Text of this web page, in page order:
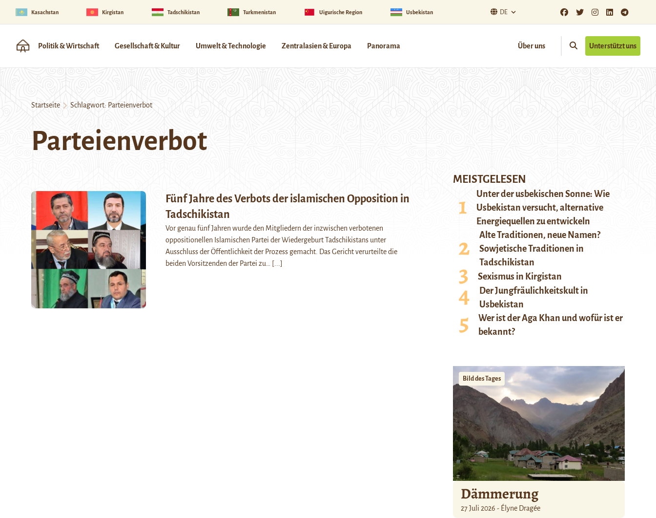
Kasachstan Kirgistan Tadschikistan Turkmenistan Uigurische Region Usbekistan DE
Politik & Wirtschaft Gesellschaft & Kultur Umwelt & Technologie Zentralasien & Europa Panorama Über uns Unterstützt uns
Startseite Schlagwort: Parteienverbot
Parteienverbot
Fünf Jahre des Verbots der islamischen Opposition in
Tadschikistan
Vor genau fünf Jahren wurde den Mitgliedern der inzwischen verbotenen
oppositionellen Islamischen Partei der Wiedergeburt Tadschikistans unter
Ausschluss der Öffentlichkeit der Prozess gemacht. Das Gericht verurteilte die
beiden Vorsitzenden der Partei zu…
[...]
MEISTGELESEN
Unter der usbekischen Sonne: Wie
Usbekistan versucht, alternative
Energiequellen zu entwickeln
Alte Traditionen, neue Namen?
Sowjetische Traditionen in
Tadschikistan
Sexismus in Kirgistan
Der Jungfräulichkeitskult in
Usbekistan
Wer ist der Aga Khan und wofür ist er
bekannt?
Bild des Tages
Dämmerung
27 Juli 2026 - Élyne Dragée